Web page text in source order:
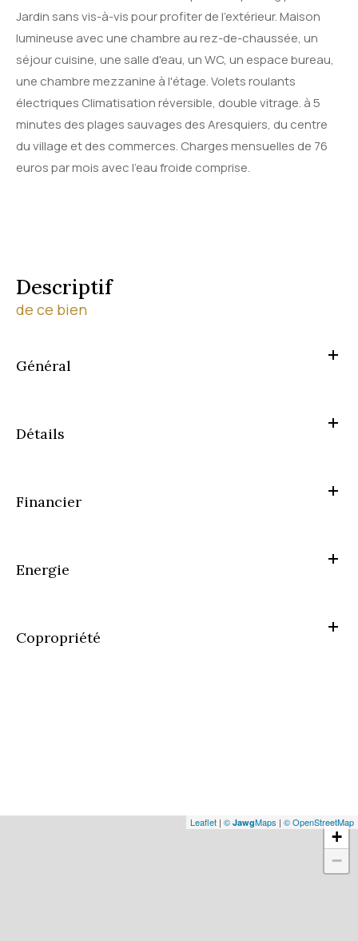
Jardin sans vis-à-vis pour profiter de l'extérieur. Maison
lumineuse avec une chambre au rez-de-chaussée, un
séjour cuisine, une salle d'eau, un WC, un espace bureau,
une chambre mezzanine à l'étage. Volets roulants
électriques Climatisation réversible, double vitrage. à 5
minutes des plages sauvages des Aresquiers, du centre
du village et des commerces. Charges mensuelles de 76
euros par mois avec l'eau froide comprise.
descriptif
de ce bien
Général
Détails
Financier
Energie
Copropriété
+
−
Leaflet | © JawgMaps | © OpenStreetMap